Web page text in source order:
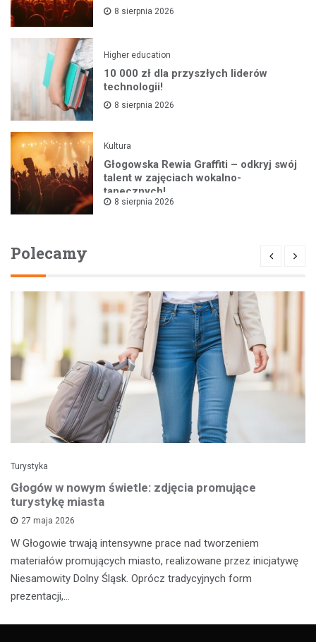
8 sierpnia 2026
Higher education
10 000 zł dla przyszłych liderów
technologii!
8 sierpnia 2026
Kultura
Głogowska Rewia Graffiti – odkryj swój
talent w zajęciach wokalno-
tanecznych!
8 sierpnia 2026
Polecamy
Turystyka
Głogów w nowym świetle: zdjęcia promujące
turystykę miasta
27 maja 2026
W Głogowie trwają intensywne prace nad tworzeniem
materiałów promujących miasto, realizowane przez inicjatywę
Niesamowity Dolny Śląsk. Oprócz tradycyjnych form
prezentacji,…